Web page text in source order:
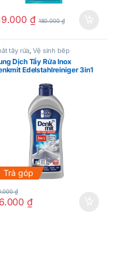
tùy chọn có thể được
₫ 180.000₫
tẩy rửa,Vệ sinh bếp
Dịch Tẩy Rửa Inox
Edelstahlreiniger 3in1
Trả góp
₫
₫